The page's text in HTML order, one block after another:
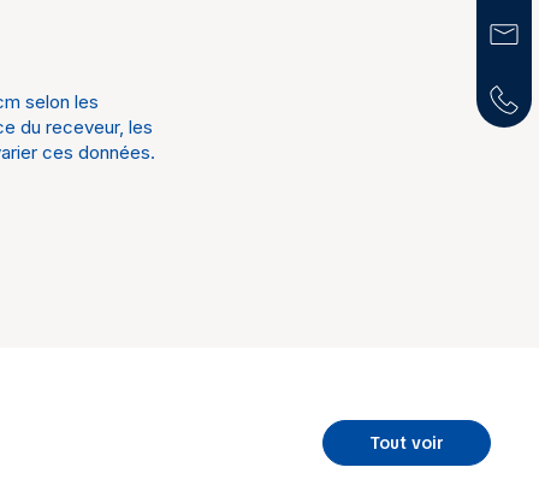
selon les
du receveur, les
ces données.
Tout voir